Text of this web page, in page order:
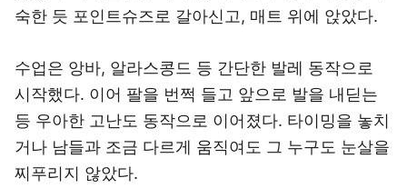
숙한 듯 포인트슈즈로 갈아신고, 매트 위에 앉았다.
수업은 앙바, 알라스콩드 등 간단한 발레 동작으로
시작했다. 이어 팔을 번쩍 들고 앞으로 발을 내딛는
등 우아한 고난도 동작으로 이어졌다. 타이밍을 놓치
거나 남들과 조금 다르게 움직여도 그 누구도 눈살을
찌푸리지 않았다.